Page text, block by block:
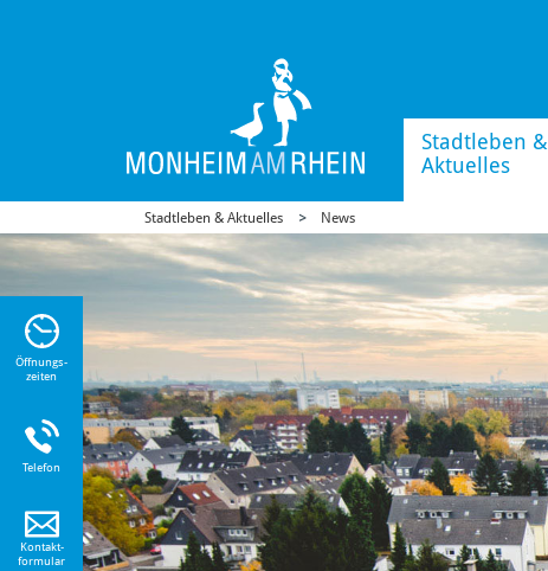
Stadtleben &
Aktuelles
Stadtleben & Aktuelles News
Öffnungs-
zeiten
Telefon
Kontakt-
formular
Sie
zu